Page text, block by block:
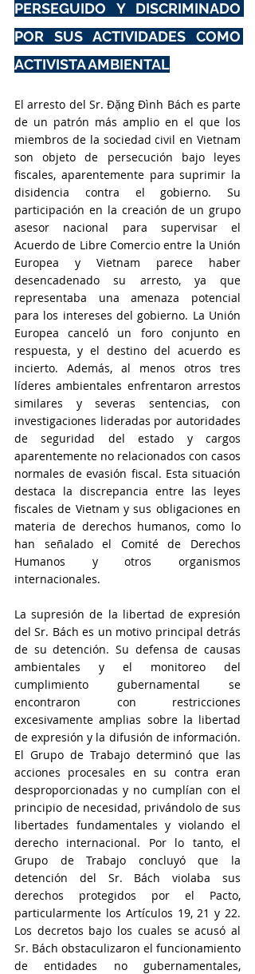
PERSEGUIDO Y DISCRIMINADO
POR SUS ACTIVIDADES COMO
ACTIVISTA AMBIENTAL
El arresto del Sr. Đặng Đình Bách es parte
de un patrón más amplio en el que los
miembros de la sociedad civil en Vietnam
son objeto de persecución bajo leyes
fiscales, aparentemente para suprimir la
disidencia contra el gobierno. Su
participación en la creación de un grupo
asesor nacional para supervisar el
Acuerdo de Libre Comercio entre la Unión
Europea y Vietnam parece haber
desencadenado su arresto, ya que
representaba una amenaza potencial
para los intereses del gobierno. La Unión
Europea canceló un foro conjunto en
respuesta, y el destino del acuerdo es
incierto. Además, al menos otros tres
líderes ambientales enfrentaron arrestos
similares y severas sentencias, con
investigaciones lideradas por autoridades
de seguridad del estado y cargos
aparentemente no relacionados con casos
normales de evasión fiscal. Esta situación
destaca la discrepancia entre las leyes
fiscales de Vietnam y sus obligaciones en
materia de derechos humanos, como lo
han señalado el Comité de Derechos
Humanos y otros organismos
internacionales.
La supresión de la libertad de expresión
del Sr. Bách es un motivo principal detrás
de su detención. Su defensa de causas
ambientales y el monitoreo del
cumplimiento gubernamental se
encontraron con restricciones
excesivamente amplias sobre la libertad
de expresión y la difusión de información.
El Grupo de Trabajo determinó que las
acciones procesales en su contra eran
desproporcionadas y no cumplían con el
principio de necesidad, privándolo de sus
libertades fundamentales y violando el
derecho internacional. Por lo tanto, el
Grupo de Trabajo concluyó que la
detención del Sr. Bách violaba sus
derechos protegidos por el Pacto,
particularmente los Artículos 19, 21 y 22.
Los decretos bajo los cuales se acusó al
Sr. Bách obstaculizaron el funcionamiento
de entidades no gubernamentales,